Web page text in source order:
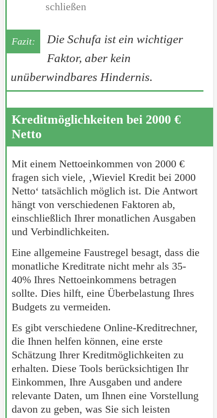
schließen
Die Schufa ist ein wichtiger
Faktor, aber kein
unüberwindbares Hindernis.
Kreditmöglichkeiten bei 2000 €
Netto
Mit einem Nettoeinkommen von 2000 €
fragen sich viele, ‚Wieviel Kredit bei 2000
Netto‘ tatsächlich möglich ist. Die Antwort
hängt von verschiedenen Faktoren ab,
einschließlich Ihrer monatlichen Ausgaben
und Verbindlichkeiten.
Eine allgemeine Faustregel besagt, dass die
monatliche Kreditrate nicht mehr als 35-
40% Ihres Nettoeinkommens betragen
sollte. Dies hilft, eine Überbelastung Ihres
Budgets zu vermeiden.
Es gibt verschiedene Online-Kreditrechner,
die Ihnen helfen können, eine erste
Schätzung Ihrer Kreditmöglichkeiten zu
erhalten. Diese Tools berücksichtigen Ihr
Einkommen, Ihre Ausgaben und andere
relevante Daten, um Ihnen eine Vorstellung
davon zu geben, was Sie sich leisten